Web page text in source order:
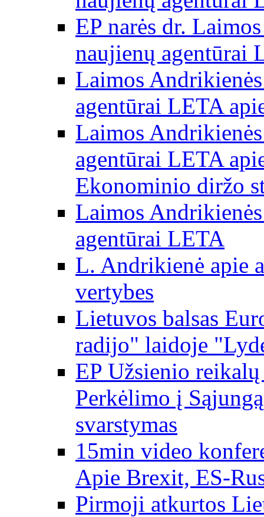
EP narės dr.
naujienų agentūrai
Laimos
agentūrai LETA
Laimos
agentūrai LETA
Ekonominio diržo
Laimos
agentūrai LETA
L. Andrikienė apie
vertybes
Lietuvos balsas
radijo" laidoje
EP Užsienio
Perkėlimo į
svarstymas
15min video
Apie Brexit, ES-
Pirmoji atkurtos